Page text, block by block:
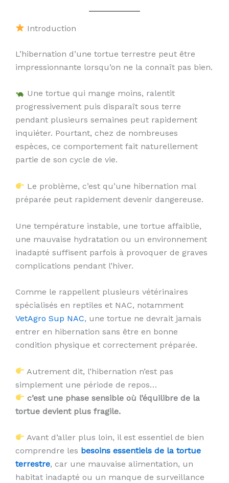
Introduction
L’hibernation d’une tortue terrestre peut être
impressionnante lorsqu’on ne la connaît pas bien.
Une tortue qui mange moins, ralentit
progressivement puis disparaît sous terre
pendant plusieurs semaines peut rapidement
inquiéter. Pourtant, chez de nombreuses
espèces, ce comportement fait naturellement
partie de son cycle de vie.
Le problème, c’est qu’une hibernation mal
préparée peut rapidement devenir dangereuse.
Une température instable, une tortue affaiblie,
une mauvaise hydratation ou un environnement
inadapté suffisent parfois à provoquer de graves
complications pendant l’hiver.
Comme le rappellent plusieurs vétérinaires
spécialisés en reptiles et NAC, notamment
VetAgro Sup NAC, une tortue ne devrait jamais
entrer en hibernation sans être en bonne
condition physique et correctement préparée.
Autrement dit, l’hibernation n’est pas
simplement une période de repos…
c’est une phase sensible où l’équilibre de la
tortue devient plus fragile.
Avant d’aller plus loin, il est essentiel de bien
comprendre les besoins essentiels de la tortue
terrestre, car une mauvaise alimentation, un
habitat inadapté ou un manque de surveillance